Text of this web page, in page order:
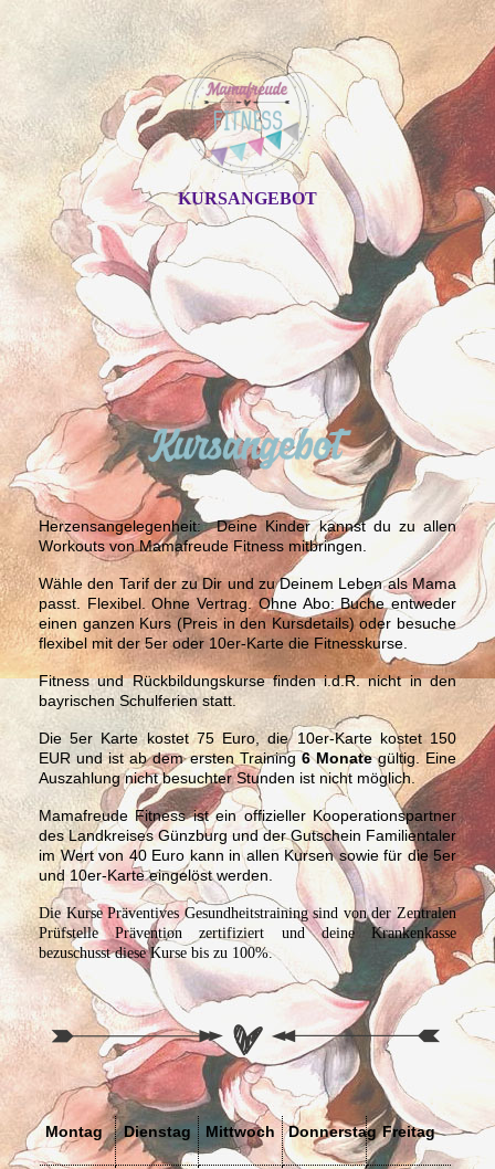
KURSANGEBOT
Herzensangelegenheit:Deine Kinder kannst du zu allen
Workouts von Mamafreude Fitness mitbringen.
Wähle den Tarif der zu Dir und zu Deinem Leben als Mama
passt. Flexibel. Ohne Vertrag. Ohne Abo: Buche entweder
einen ganzen Kurs (Preis in den Kursdetails) oder besuche
flexibel mit der 5er oder 10er-Karte die Fitnesskurse.
Fitness und Rückbildungskurse finden i.d.R. nicht in den
bayrischen Schulferien statt.
Die 5er Karte kostet 75 Euro, die 10er-Karte kostet 150
EUR und ist ab dem ersten Training6 Monategültig. Eine
Auszahlung nicht besuchter Stunden ist nicht möglich.
Mamafreude Fitness ist ein offizieller Kooperationspartner
des Landkreises Günzburg und der Gutschein Familientaler
im Wert von 40 Euro kann in allen Kursen sowie für die 5er
und 10er-Karte eingelöst werden.
Die Kurse Präventives Gesundheitstraining sind von der Zentralen
Prüfstelle Prävention zertifiziert und deine Krankenkasse
bezuschusst diese Kurse bis zu 100%.
Montag Dienstag Mittwoch Donnerstag Freitag